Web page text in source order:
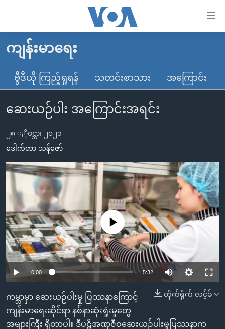
လွယ်ကူ
သည့်
များ
ပင်မ
အကြောင်းအရာ
ကျော်
ပင်မ
အ
ညွန်း
စာမျက်နှာ
ကျော်
ကြည့်
ရန်
ရှာဖွေ
မူလစာမျက်နှာ
မြန်မာ
ကမ္ဘာ့သတင်းများ
နိုင်ငံတကာ
တရုတ်
အစ္စရေး-ပါလက်စတိုင်း
ဗွီဒီယို
ရပ်ဝန်းတခု လမ်းတခု အလွန်
အင်္ဂလိပ်စာလေ့လာမယ်
အမေရိကန်သုံးအီဒီယံ
မကြေးမုံရဲ့ အင်္ဂလိပ်စာ
ရုပ်ရှင်ထဲက အင်္ဂလိပ်စာ
သုတပဒေသာ အင်္ဂလိပ်စာ
အပတ်စဉ်ကဏ္ဍများ
ရေဒီယို
တီဗွီ
ရေဒီယိုနှင့်ရုပ်သံ အချက်အလက်များ
ရေဒီယို/တီဗွီအစီအစဉ်
Learning English
ဗွီအိုအေ လူမှုကွန်ယက်များ
ဘာသာစကားများ
ကျန်းမာရေး
ဗွီဒီယို ကြည့်ရှုရန် သတင်းစာသား အကြောင်း
ဆေးယဉ်ပါး အကြောင်းအရင်း
၂၈ ႏိုဝင္ဘာ၊ ၂၀၂၁
ဒေါက်တာ သန့်ဇော်
No media source currently available
0:00 5:32
တိုက်ရိုက် လင့်ခ်
ကမ္ဘာမှာ ဆေးယဉ်ပါးမှု ပြဿနာကြောင့်
ကျန်းမာရေးဆိုင်ရာ နစ်နာဆုံးရှုံးမှုတွေ
အများကြီး ရှိတာပါ။ ဒီပဋိအဏုဇီဝဆေးယဉ်ပါးမှုပြဿနာက